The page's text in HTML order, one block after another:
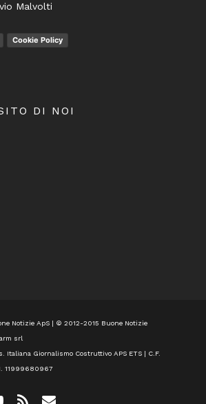
Malvolti
Cookie Policy
DI NOI
Notizie ApS | © 2012-2015 Buone Notizie
srl
Italiana Giornalismo Costruttivo APS ETS | C.F.
11999680967